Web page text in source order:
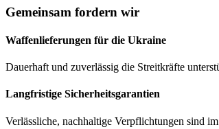
Gemeinsam fordern wir
Waffenlieferungen für die Ukraine
Dauerhaft und zuverlässig die Streitkräfte
Langfristige Sicherheitsgarantien
Verlässliche, nachhaltige Verpflichtungen sind